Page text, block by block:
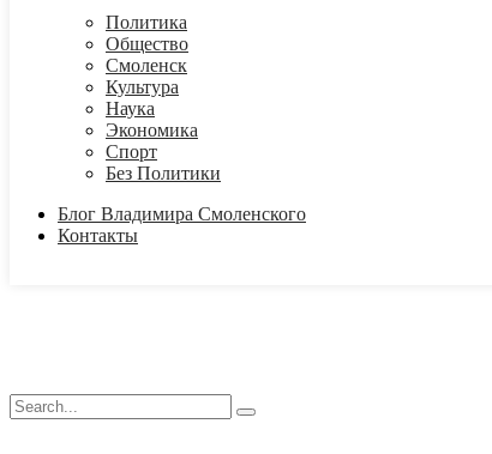
Политика
Общество
Смоленск
Культура
Наука
Экономика
Спорт
Без Политики
Блог Владимира Смоленского
Контакты